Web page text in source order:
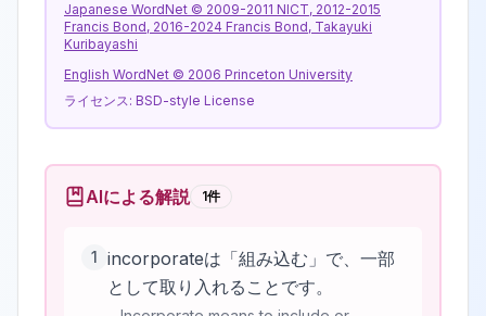
Japanese WordNet © 2009-2011 NICT, 2012-2015
Francis Bond, 2016-2024 Francis Bond, Takayuki
Kuribayashi
English WordNet © 2006 Princeton University
ライセンス: BSD-style License
AIによる解説 1件
1 incorporateは「組み込む」で、一部
として取り入れることです。